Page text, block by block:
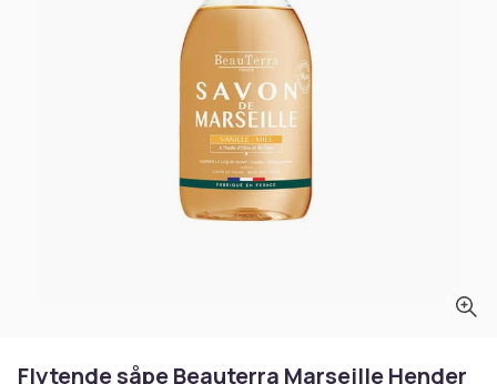
Flytende såpe Beauterra Marseille Hender